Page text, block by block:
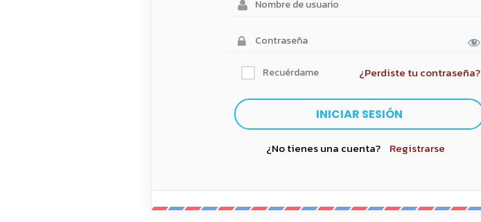
Recuérdame ¿Perdiste tu contraseña?
¿No tienes una cuenta? Registrarse